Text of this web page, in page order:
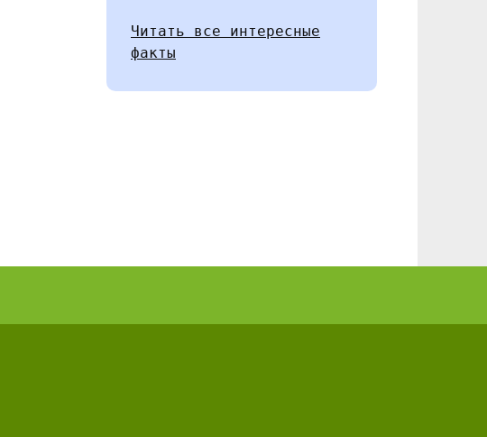
Читать все интересные
факты